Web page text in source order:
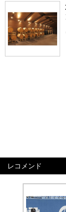
レコメンド